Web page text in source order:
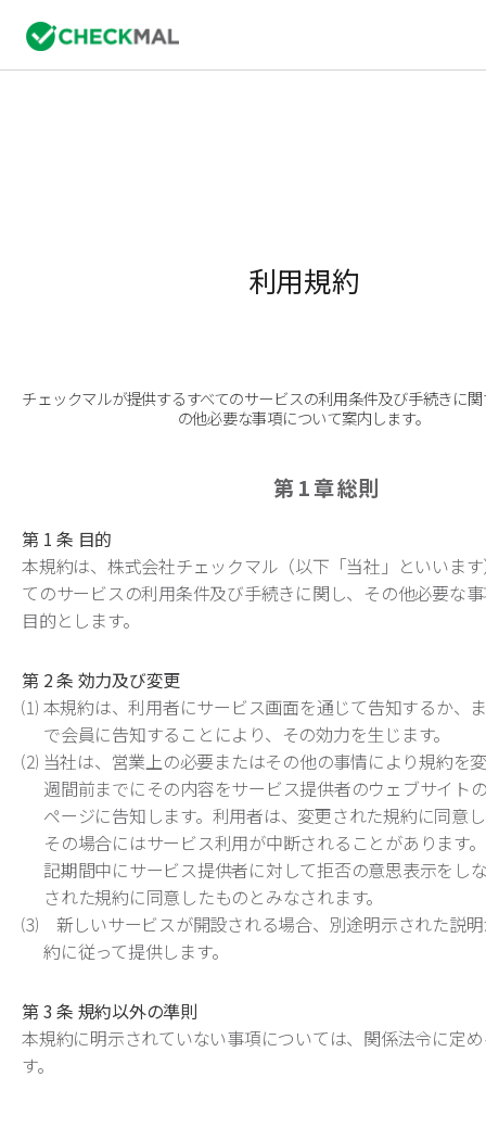
利用規約
チェックマルが提供するすべてのサービスの利用条件及び手続きに
の他必要な事項について案内します。
第 1 章総則
第 1 条 目的
本規約は、株式会社チェックマル（以下「当社」といいま
てのサービスの利用条件及び手続きに関し、その他必要な
目的とします。
第 2 条 効力及び変更
⑴ 本規約は、利用者にサービス画面を通じて告知するか、
で会員に告知することにより、その効力を生じます。
⑵ 当社は、営業上の必要またはその他の事情により規約を
週間前までにその内容をサービス提供者のウェブサイト
ページに告知します。利用者は、変更された規約に同意
その場合にはサービス利用が中断されることがあります
記期間中にサービス提供者に対して拒否の意思表示をし
された規約に同意したものとみなされます。
⑶ 新しいサービスが開設される場合、別途明示された説明
約に従って提供します。
第 3 条 規約以外の準則
本規約に明示されていない事項については、関係法令に定
す。